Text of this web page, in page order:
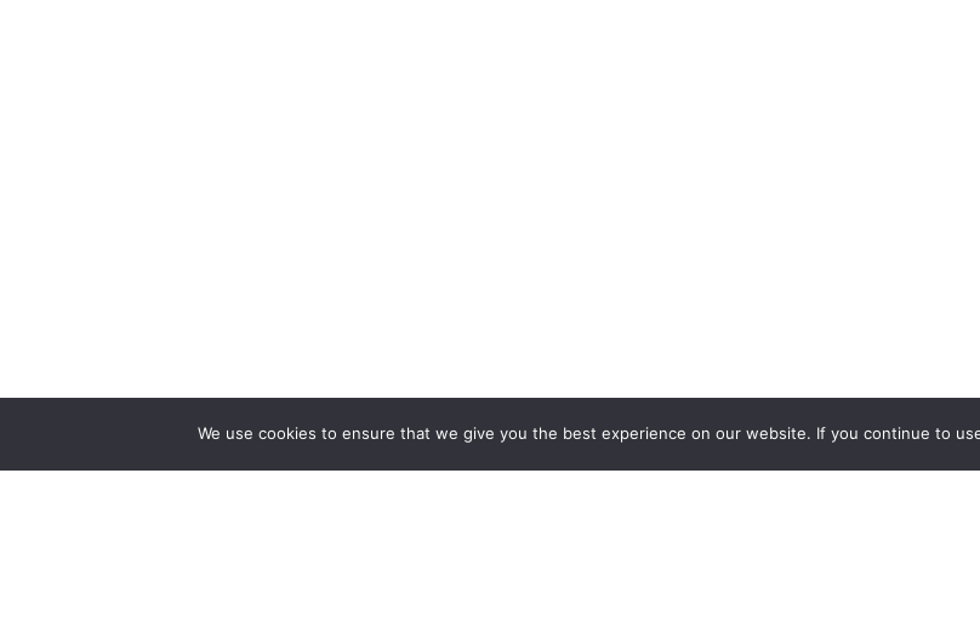
We use cookies to ensure that we give you the best experience on our website. If you continue to